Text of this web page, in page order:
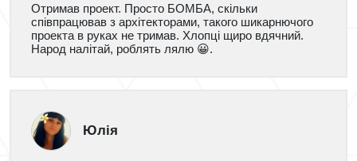
Отримав проект. Просто БОМБА, скільки
співпрацював з архітекторами, такого шикарнючого
проекта в руках не тримав. Хлопці щиро вдячний.
Народ налітай, роблять лялю 😀.
Юлія